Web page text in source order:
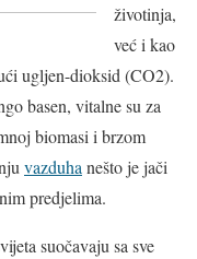
životinja,
već i kao
ugljen-dioksid (CO2).
basen, vitalne su za
biomasi i brzom
vazduhanešto je jači
predjelima.
suočavaju sa sve